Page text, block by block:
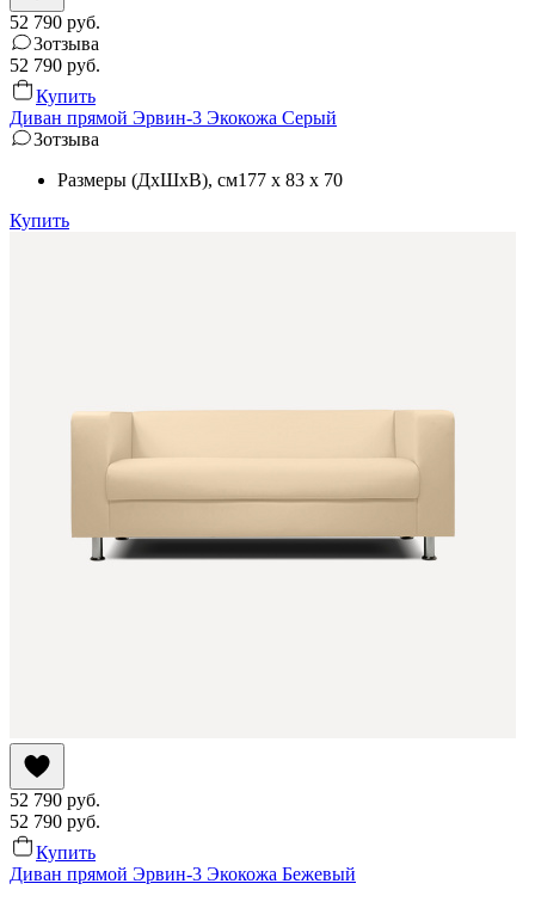
52 790 руб.
3отзыва
52 790 руб.
Купить
Диван прямой Эрвин-3 Экокожа Серый
3отзыва
Размеры (ДхШхВ), см177 x 83 x 70
Купить
52 790 руб.
52 790 руб.
Купить
Диван прямой Эрвин-3 Экокожа Бежевый